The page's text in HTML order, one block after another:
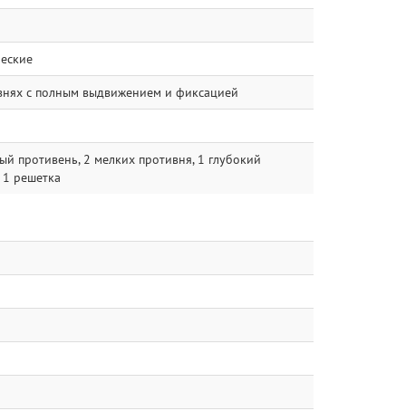
с полным выдвижением и фиксацией
противень, 2 мелких противня, 1 глубокий
решетка